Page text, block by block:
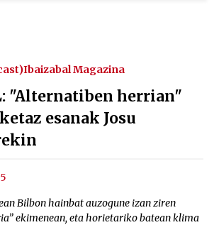
Ibaizabal Magazina
"Alternatiben herrian"
esanak Josu
Bilbon hainbat auzogune izan ziren
ekimenean, eta horietariko batean klima